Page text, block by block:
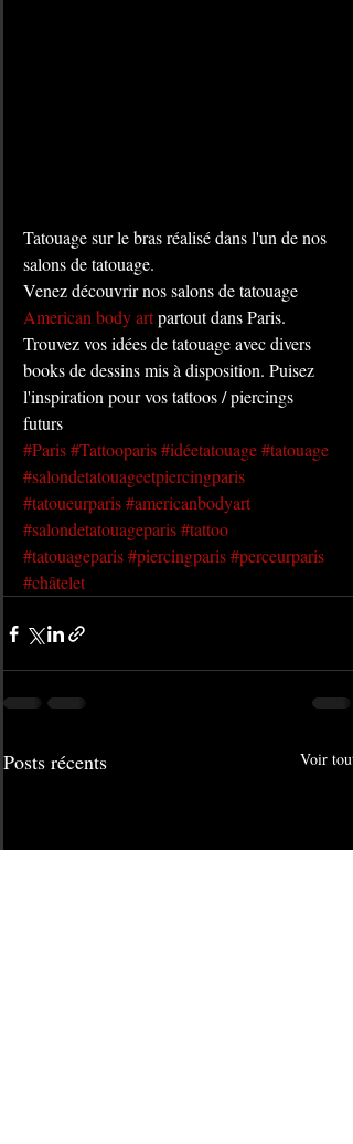
Tatouage sur le bras réalisé dans l'un de nos
salons de tatouage.
Venez découvrir nos salons de tatouage
American body art partout dans Paris.
Trouvez vos idées de tatouage avec divers
books de dessins mis à disposition. Puisez
l'inspiration pour vos tattoos / piercings
futurs
#Paris#Tattooparis#idéetatouage#tatouage
#salondetatouageetpiercingparis
#tatoueurparis#americanbodyart
#salondetatouageparis#tattoo
#tatouageparis#piercingparis#perceurparis
#châtelet
Posts récents Voir tout